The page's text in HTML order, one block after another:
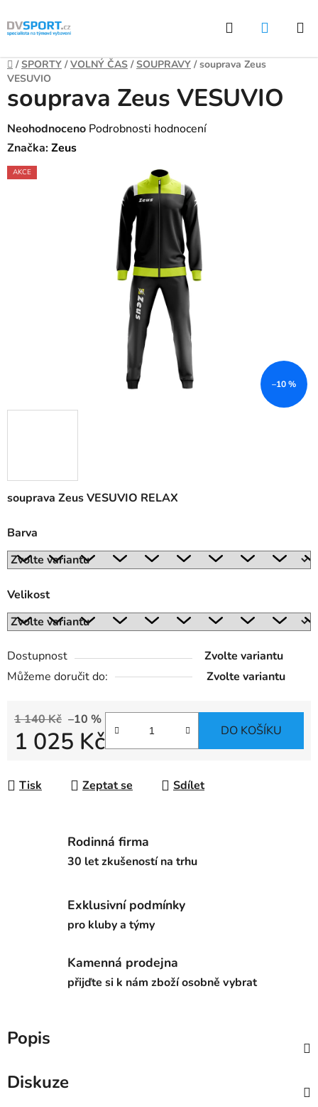
Přejít
na
Hledat
Domů
/ SPORTY / VOLNÝ ČAS / SOUPRAVY / souprava Zeus
VESUVIO
souprava Zeus VESUVIO RELAX
Barva
Velikost
Dostupnost
Zvolte variantu
Můžeme doručit do:
Zvolte variantu
1 140 Kč –10 %
1 025 Kč DO KOŠÍKU
Tisk Zeptat se Sdílet
souprava Zeus VESUVIO
Průměrné
hodnocení
produktu
Neohodnoceno Podrobnosti hodnocení
Značka:Zeus
AKCE
–10 %
Rodinná firma
30 let zkušeností na trhu
Exklusivní podmínky
pro kluby a týmy
Kamenná prodejna
přijďte si k nám zboží osobně vybrat
Popis
Diskuze